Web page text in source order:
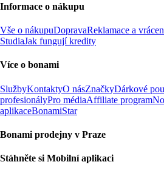
Informace o nákupu
Vše o nákupuDopravaReklamace a
StudiaJak fungují kredity
Více o bonami
SlužbyKontaktyO násZnačkyDárkové
profesionályPro médiaAffiliate program
aplikaceBonamiStar
Bonami prodejny v Praze
Stáhněte si Mobilní aplikaci